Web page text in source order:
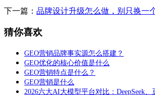
下一篇： 品牌设计升级怎么做，别只换一
猜你喜欢
GEO营销品牌事实源怎么搭建？
GEO优化的核心价值是什么
GEO营销特点是什么？
GEO营销是什么
2026六大AI大模型平台对比：DeepSeek